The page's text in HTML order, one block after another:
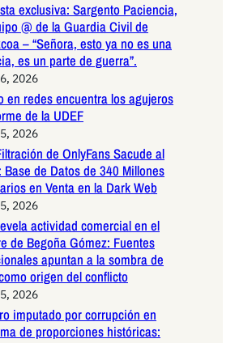
exclusiva: Sargento Paciencia,
@ de la Guardia Civil de
– “Señora, esto ya no es una
es un parte de guerra”.
2026
en redes encuentra los agujeros
de la UDEF
2026
de OnlyFans Sacude al
Base de Datos de 340 Millones
en Venta en la Dark Web
2026
actividad comercial en el
de Begoña Gómez: Fuentes
apuntan a la sombra de
origen del conflicto
2026
imputado por corrupción en
de proporciones históricas: